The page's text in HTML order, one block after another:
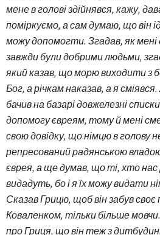
мене в голові здійнявся, кажу,
поміркуємо, а сам думаю, що він
можу допомогти. Згадав, як мені
завжди були добрими людьми,
який казав, що морю виходити з
Бог, а річкам наказав, а я
бачив на базарі довжелезні
допомогу євреям, тому й мені
свою довідку, що німцю в голову
репресований радянською
єврея, а ще думав, що ті, хто нас
видадуть, бо і я їх можу видати
Сказав Грицю, щоб він забув
Коваленком, тільки більше
про Гриця, що він теж з